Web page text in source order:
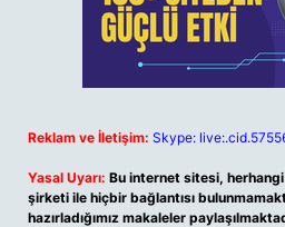
Reklam ve İletişim: Skype:
Yasal Uyarı: Bu internet sitesi,
şirketi ile hiçbir bağlantısı
hazırladığımız makaleler